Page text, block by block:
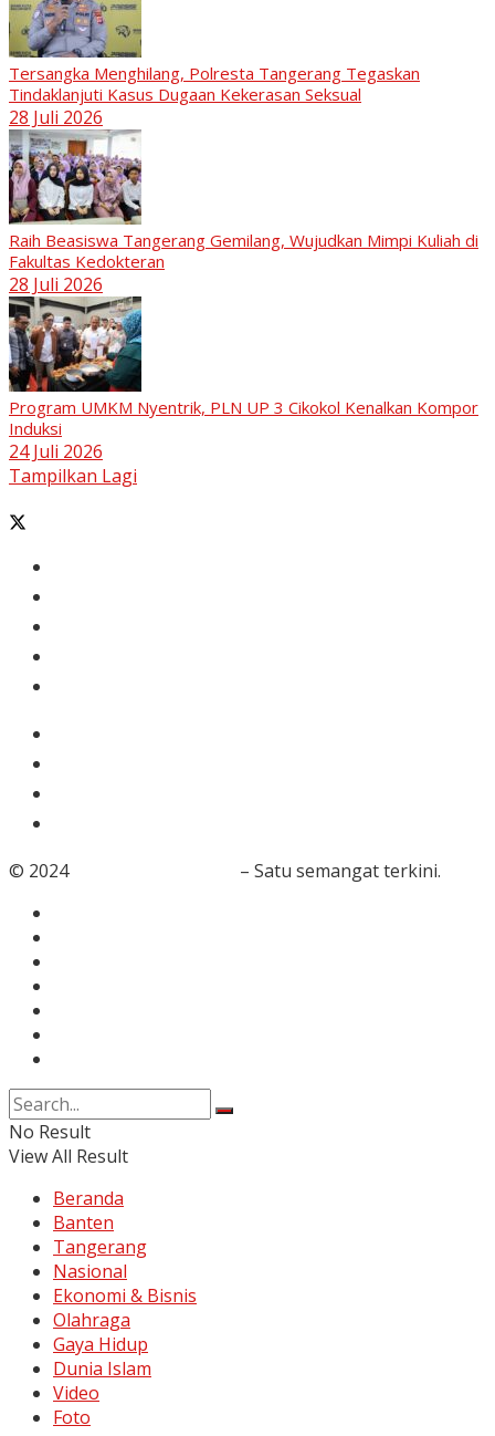
Tersangka Menghilang, Polresta Tangerang Tegaskan
Tindaklanjuti Kasus Dugaan Kekerasan Seksual
28 Juli 2026
Raih Beasiswa Tangerang Gemilang, Wujudkan Mimpi Kuliah di
Fakultas Kedokteran
28 Juli 2026
Program UMKM Nyentrik, PLN UP 3 Cikokol Kenalkan Kompor
Induksi
24 Juli 2026
Tampilkan Lagi
© 2024
– Satu semangat terkini.
No Result
View All Result
Beranda
Banten
Tangerang
Nasional
Ekonomi & Bisnis
Olahraga
Gaya Hidup
Dunia Islam
Video
Foto